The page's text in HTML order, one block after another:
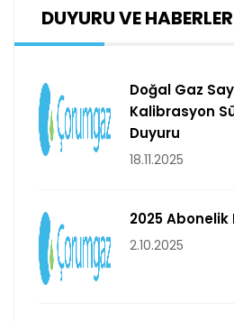
DUYURU VE HABERLER
Doğal Gaz
Kalibrasyon
Duyuru
18.11.2025
2025
2.10.2025